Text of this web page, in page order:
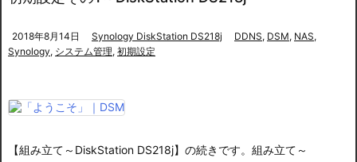
2018年8月14日 Synology DiskStation DS218j DDNS, DSM, NAS,
Synology, システム管理, 初期設定
【組み立て～DiskStation DS218j】の続きです。 組み立て～